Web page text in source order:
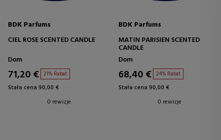
BDK Parfums
CIEL ROSE SCENTED CANDLE
Dom
71,20 € 21% Rabat
Stała cena 90,00 €
0 rewizje
BDK Parfums
MATIN PARISIEN SCENTED
CANDLE
Dom
68,40 € 24% Rabat
Stała cena 90,00 €
0 rewizje